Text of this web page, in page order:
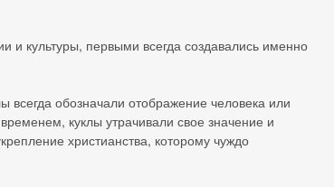
и культуры, первыми всегда создавались именно
всегда обозначали отображение человека или
куклы утрачивали свое значение и
христианства, которому чуждо